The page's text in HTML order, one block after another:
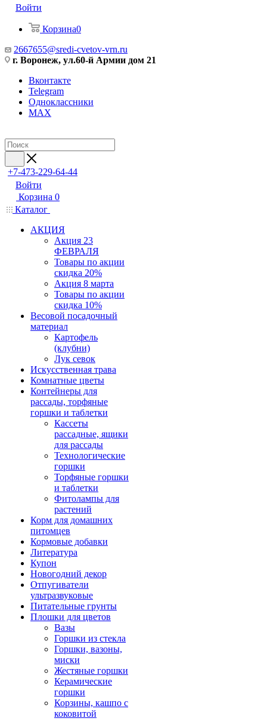
Войти
Корзина0
2667655@sredi-cvetov-vrn.ru
г. Воронеж, ул.60-й Армии дом 21
Вконтакте
Telegram
Одноклассники
MAX
+7-473-229-64-44
Войти
Корзина 0
Каталог
АКЦИЯ
Акция 23
ФЕВРАЛЯ
Товары по акции
скидка 20%
Акция 8 марта
Товары по акции
скидка 10%
Весовой посадочный
материал
Картофель
(клубни)
Лук севок
Искусственная трава
Комнатные цветы
Контейнеры для
рассады, торфяные
горшки и таблетки
Кассеты
рассадные, ящики
для рассады
Технологические
горшки
Торфяные горшки
и таблетки
Фитолампы для
растений
Корм для домашних
питомцев
Кормовые добавки
Литература
Купон
Новогодний декор
Отпугиватели
ультразвуковые
Питательные грунты
Плошки для цветов
Вазы
Горшки из стекла
Горшки, вазоны,
миски
Жестяные горшки
Керамические
горшки
Корзины, кашпо с
коковитой